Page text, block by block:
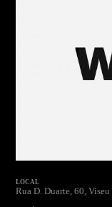
LOCAL
Rua D. Duarte, 60, Viseu